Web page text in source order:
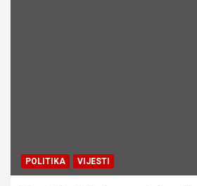
POLITIKA VIJESTI